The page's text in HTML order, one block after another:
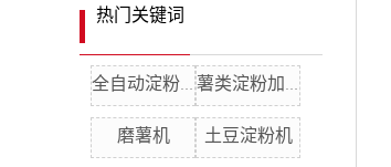
热门关键词
全自动淀粉机 薯类淀粉加工机械
磨薯机 土豆淀粉机